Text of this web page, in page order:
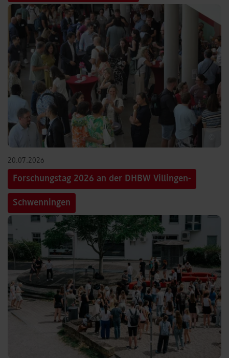
20.07.2026
Forschungstag 2026 an der DHBW Villingen-
Schwenningen